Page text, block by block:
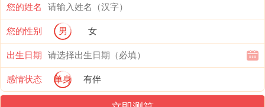
使遇到困难也能逢凶化吉，唯保持耐心是关
键，据行业趋势，那猴人2026年宜多参与团
队合作，避免单打独斗，从而提升成功率。
属猴人2026年财运运势
您的姓名
您的性别 男 女
出生日期
感情状态 单身 有伴